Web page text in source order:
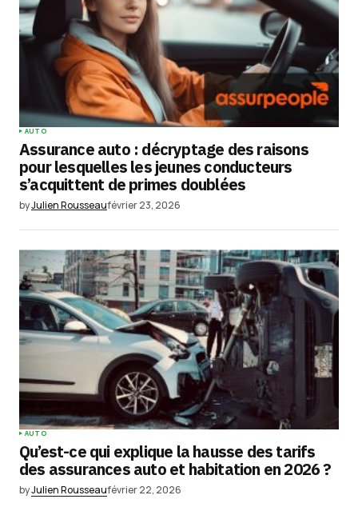
AUTO
Assurance auto : décryptage des raisons
pour lesquelles les jeunes conducteurs
s’acquittent de primes doublées
byJulien Rousseaufévrier 23, 2026
AUTO
Qu’est-ce qui explique la hausse des tarifs
des assurances auto et habitation en 2026 ?
byJulien Rousseaufévrier 22, 2026